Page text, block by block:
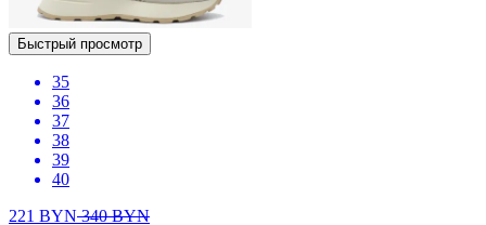
Быстрый просмотр
35
36
37
38
39
40
221 BYN340BYN